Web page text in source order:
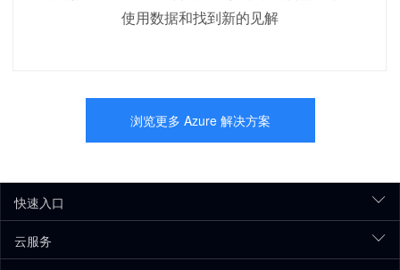
使用数据和找到新的见解
浏览更多 Azure 解决方案
快速入口
云服务